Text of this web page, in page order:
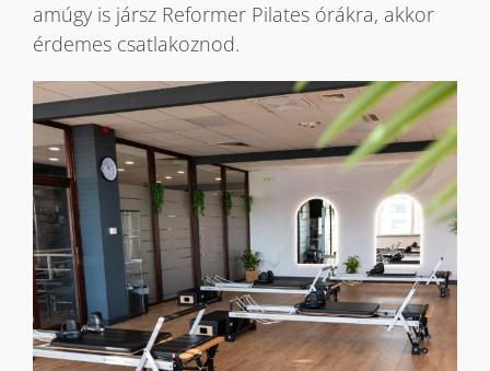
amúgy is jársz Reformer Pilates órákra, akkor
érdemes csatlakoznod.